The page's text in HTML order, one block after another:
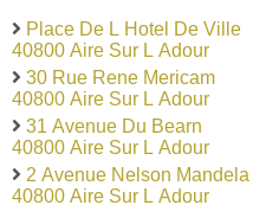
Place De L Hotel De Ville
40800 Aire Sur L Adour
30 Rue Rene Mericam
40800 Aire Sur L Adour
31 Avenue Du Bearn
40800 Aire Sur L Adour
2 Avenue Nelson Mandela
40800 Aire Sur L Adour